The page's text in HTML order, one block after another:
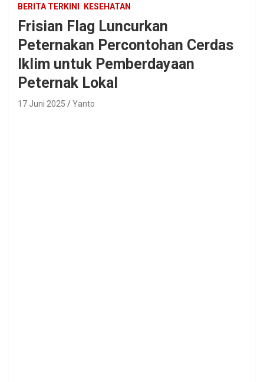
BERITA TERKINI KESEHATAN
Frisian Flag Luncurkan
Peternakan Percontohan Cerdas
Iklim untuk Pemberdayaan
Peternak Lokal
17 Juni 2025 Yanto